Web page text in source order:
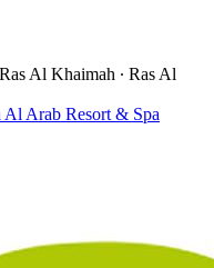
Al Khaimah ∙ Ras Al
Arab Resort & Spa